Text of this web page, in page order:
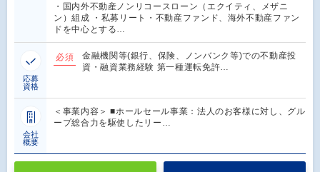
・国内外不動産ノンリコースローン（エクイティ、メザニ
ン）組成 ・私募リート・不動産ファンド、海外不動産ファン
ドを中心とする…
応募
資格
必須
金融機関等(銀行、保険、ノンバンク等)での不動産投
資・融資業務経験 第一種運転免許…
会社
概要
＜事業内容＞ ■ホールセール事業：法人のお客様に対し、グル
ープ総合力を駆使したリー…